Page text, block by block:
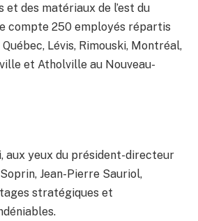
et des matériaux de l’est du
compte 250 employés répartis
Lévis, Rimouski, Montréal,
et Atholville au Nouveau-
aux yeux du président-directeur
Jean-Pierre Sauriol,
stratégiques et